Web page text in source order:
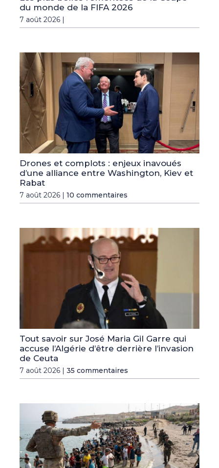
du monde de la FIFA 2026
7 août 2026 |
Drones et complots : enjeux inavoués
d’une alliance entre Washington, Kiev et
Rabat
7 août 2026 | 10 commentaires
Tout savoir sur José Maria Gil Garre qui
accuse l’Algérie d’être derrière l’invasion
de Ceuta
7 août 2026 | 35 commentaires